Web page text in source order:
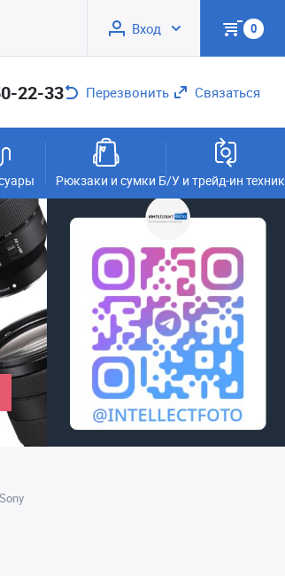
Вход 0
22-33 Перезвонить Связаться
Рюкзаки и сумки Б/У и трейд-ин